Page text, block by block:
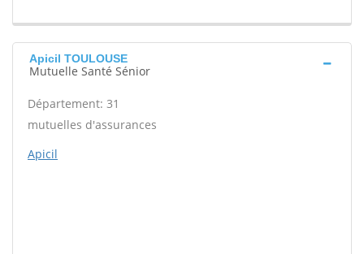
Apicil TOULOUSE
Mutuelle Santé Sénior
Département: 31
mutuelles d'assurances
Apicil